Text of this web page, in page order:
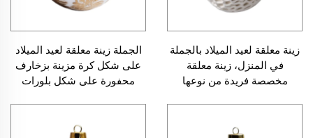
زينة معلقة لعيد الميلاد بالجملة
في المنزل، زينة معلقة
مخصصة فريدة من نوعها
الجملة زينة معلقة لعيد الميلاد
على شكل كرة مزينة بزخارف
محفورة على شكل بلورات
خزفية